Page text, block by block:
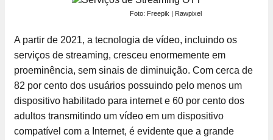
Foto: Freepik | Rawpixel
A partir de 2021, a tecnologia de vídeo, incluindo os
serviços de streaming, cresceu enormemente em
proeminência, sem sinais de diminuição. Com cerca de
82 por cento dos usuários possuindo pelo menos um
dispositivo habilitado para internet e 60 por cento dos
adultos transmitindo um vídeo em um dispositivo
compatível com a Internet, é evidente que a grande